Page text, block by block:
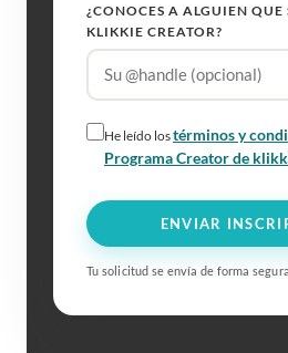
¿CONOCES A ALGUIEN
KLIKKIE CREATOR?
He leído lostérminos y
Programa Creator de
ENVIAR
Tu solicitud se envía de forma